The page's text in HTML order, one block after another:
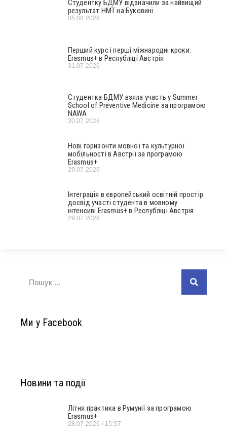
Студентку БДМУ відзначили за найвищий
результат НМТ на Буковині
05.08.2026
Перший курс і перші міжнародні кроки:
Erasmus+ в Республіці Австрія
31.07.2026
Студентка БДМУ взяла участь у Summer
School of Preventive Medicine за програмою
NAWA
30.07.2026
Нові горизонти мовної та культурної
мобільності в Австрії за програмою
Erasmus+
29.07.2026
Інтеграція в європейський освітній простір:
досвід участі студента в мовному
інтенсиві Erasmus+ в Республіці Австрія
29.07.2026
Ми у Facebook
Новини та події
Літня практика в Румунії за програмою
Erasmus+
28.07.2026 15:57